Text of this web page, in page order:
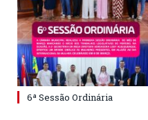
6ª Sessão Ordinária